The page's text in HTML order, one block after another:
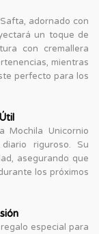
adornado con
un toque de
con cremallera
mientras
perfecto para los
Mochila Unicornio
riguroso. Su
asegurando que
los próximos
especial para